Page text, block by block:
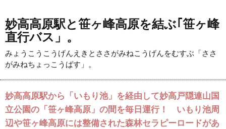
妙高高原駅と笹ヶ峰高原を結ぶ｢笹ヶ峰
直行バス」。
みょうこうこうげんえきとささがみねこうげんをむすぶ「ささ
がみねちょっこうばす」。
妙高高原駅から「いもり池」を経由して妙高戸隠連山国
立公園の「笹ヶ峰高原」の間を毎日運行！ いもり池周
辺や笹ヶ峰高原には整備された森林セラピーロードがあ